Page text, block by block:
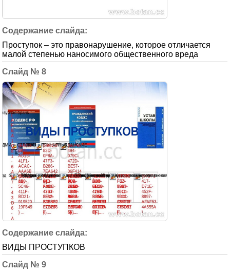
Проступок – это правонарушение, которое отличается
малой степенью наносимого общественного вреда
8
ВИДЫ ПРОСТУПКОВ
9